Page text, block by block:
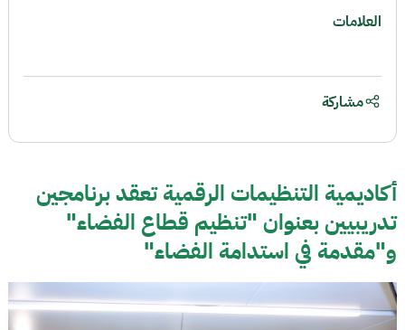
أكاديمية التنظيمات الرقمية تعقد برنامجين
تدريبيين بعنوان "تنظيم قطاع الفضاء"
و"مقدمة في استدامة الفضاء"
العلامات
مشاركة